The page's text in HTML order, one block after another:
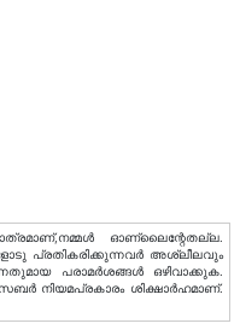
ഓണ്ലൈന്റേതല്ല.
പ്രതികരിക്കുന്നവര്‍ അശ്ലീലവും
പരാമര്‍ശങ്ങള്‍ ഒഴിവാക്കുക.
നിയമപ്രകാരം ശിക്ഷാര്‍ഹമാണ്.